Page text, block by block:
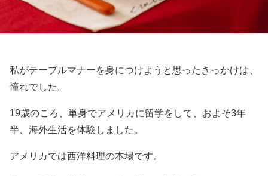
私がテーブルマナーを身につけようと思ったきっかけは、
憧れでした。
19歳のころ、単身でアメリカに留学をして、およそ3年
半、海外生活を体験しました。
アメリカでは西洋料理の本場です。